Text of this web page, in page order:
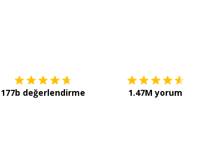
177b değerlendirme 1.47M yorum